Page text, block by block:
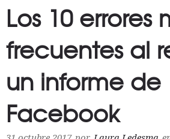
Los 10 errores
frecuentes al
un informe de
Facebook